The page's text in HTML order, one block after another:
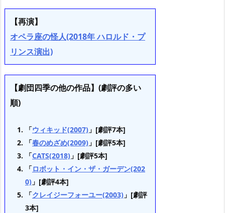
【再演】
オペラ座の怪人(2018年 ハロルド・プ
リンス演出)
【劇団四季の他の作品】(劇評の多い
順)
「ウィキッド(2007) 」[劇評7本]
「春のめざめ(2009) 」[劇評5本]
「CATS(2018) 」[劇評5本]
「ロボット・イン・ザ・ガーデン(202
0) 」[劇評4本]
「クレイジーフォーユー(2003) 」[劇評
3本]